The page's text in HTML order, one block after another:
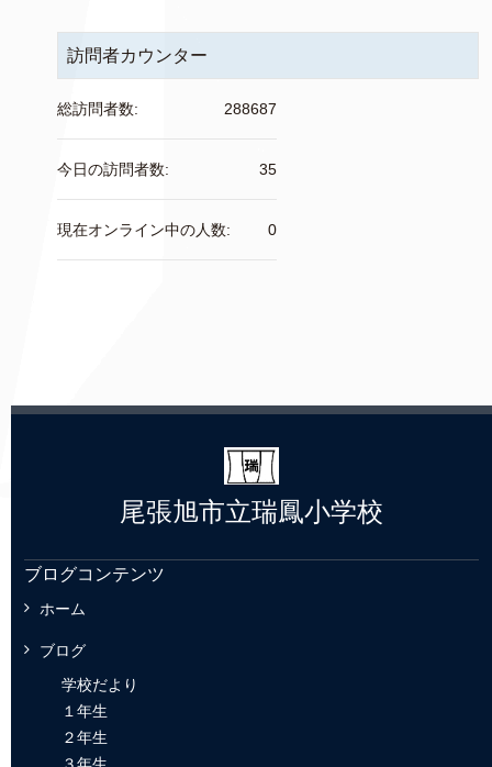
訪問者カウンター
288687
総訪問者数:
35
今日の訪問者数:
0
現在オンライン中の人数:
尾張旭市立瑞鳳小学校
ブログコンテンツ
ホーム
ブログ
学校だより
１年生
２年生
３年生